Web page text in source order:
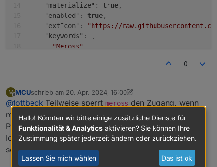
"materialize" : true,
"enabled" : true,
"extIcon" :
"https://
"keywords" :
[
"Meross"
"https://github.com/Apollon77/
"stopTimeout": 5000 ,
"compact": true,
"connectionType": "cloud",
"dataSource": "push",
"tier": 2,
"dependencies"
{
0
M
Offline
MCUschrieb am 20. Apr. 2024, 16:00
zuletzt editiert von MCU
@tottbeck Teilweise sperrt meross den Zugang, wenn
man zu oft Daten abgeholt hat, oder evtl. bei anderen
Problemen (oft nacheinander Anmelden).
Ich würde den Adapter mal 1 Tag (also 24h) offline
setzen und dann erst nochmal starten.
Hallo! Könnten wir bitte einige zusätzliche Dienste für
Funktionalität & Analytics aktivieren? Sie können Ihre
Zustimmung später jederzeit ändern oder zurückziehen.
Lassen Sie mich wählen Das ist ok